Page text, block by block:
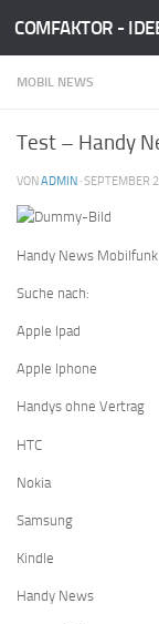
Zum Inhalt
COMFAKTOR -
MOBIL NEWS
Test – Handy
VONADMIN ·SEPTEMBER
Handy News
Suche nach:
Apple Ipad
Apple Iphone
Handys ohne Vertrag
HTC
Nokia
Samsung
Kindle
Handy News